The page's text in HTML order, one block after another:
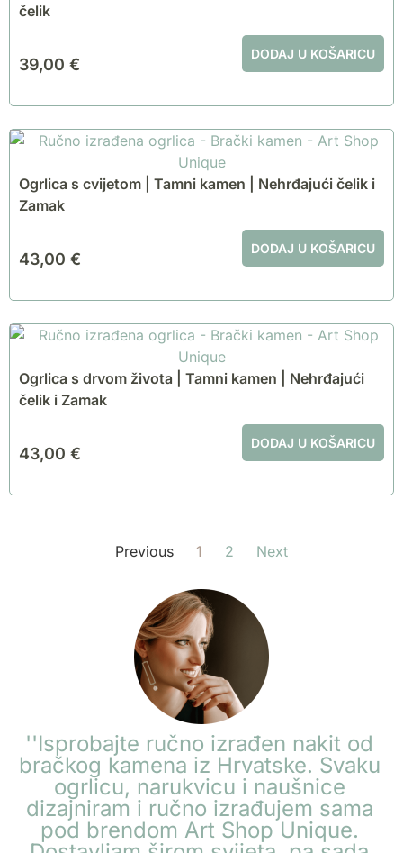
čelik
39,00 €
DODAJ U KOŠARICU
Ogrlica s cvijetom | Tamni kamen | Nehrđajući čelik i
Zamak
43,00 €
DODAJ U KOŠARICU
Ogrlica s drvom života | Tamni kamen | Nehrđajući
čelik i Zamak
43,00 €
DODAJ U KOŠARICU
Previous 1 2 Next
''Isprobajte ručno izrađen nakit od
bračkog kamena iz Hrvatske. Svaku
ogrlicu, narukvicu i naušnice
dizajniram i ručno izrađujem sama
pod brendom Art Shop Unique.